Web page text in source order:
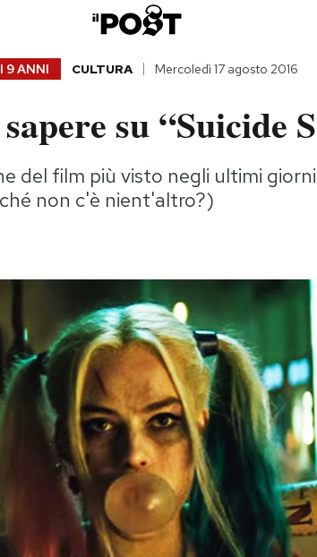
9 ANNI CULTURA Mercoledì 17 agosto 2016
su “Suicide
del film più visto negli ultimi
non c'è nient'altro?)